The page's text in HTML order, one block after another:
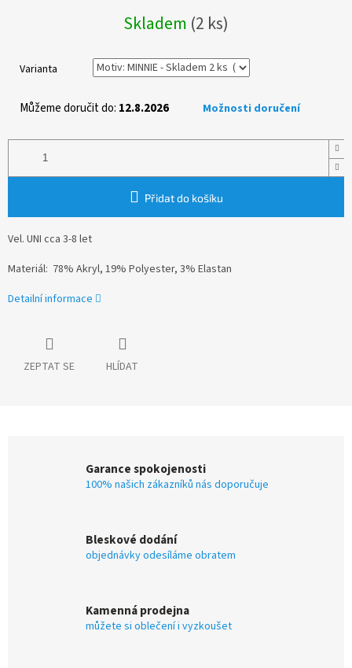
cena:
Skladem (2 ks)
Varianta
Můžeme doručit do: 12.8.2026 Možnosti doručení
Přidat do košíku
Vel. UNI cca 3-8 let
Materiál: 78% Akryl, 19% Polyester, 3% Elastan
Detailní informace
ZEPTAT SE HLÍDAT
Garance spokojenosti
100% našich zákazníků nás doporučuje
Bleskové dodání
objednávky odesíláme obratem
Kamenná prodejna
můžete si oblečení i vyzkoušet